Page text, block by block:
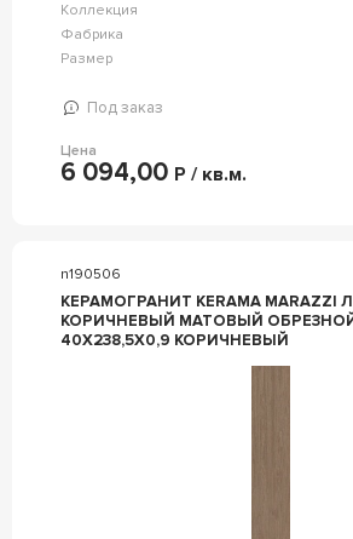
Коллекция
Фабрика
Размер
Под заказ
Цена
6 094,00 Р / кв.м.
n190506
КЕРАМОГРАНИТ KERAMA MARAZZI ЛЮБЕРОН
КОРИЧНЕВЫЙ МАТОВЫЙ
40X238,5X0,9 КОРИЧНЕВЫЙ